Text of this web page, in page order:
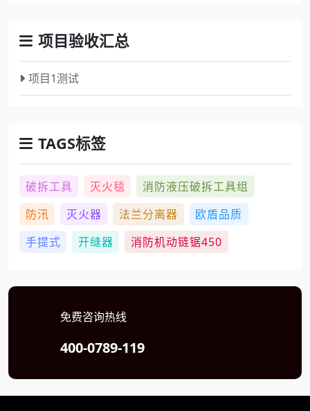
项目验收汇总
项目1测试
TAGS标签
破拆工具 灭火毯
消防液压破拆工具组
防汛
灭火器 法兰分离器
欧盾品质
手提式
开缝器 消防机动链锯450
免费咨询热线
400-0789-119